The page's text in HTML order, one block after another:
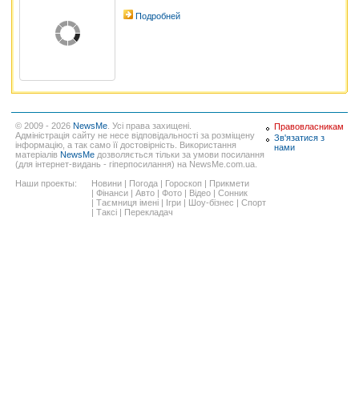
Подробней
© 2009 - 2026 NewsMe . Усі права захищені.
Адміністрація сайту не несе відповідальності за розміщену
інформацію, а так само її достовірність. Використання
матеріалів NewsMe дозволяється тільки за умови посилання
(для інтернет-видань - гіперпосилання) на NewsMe.com.ua.
Наши проекты:
Новини | Погода | Гороскоп | Прикмети
| Фінанси | Авто | Фото | Відео | Сонник
| Таємниця імені | Ігри | Шоу-бізнес | Спорт
| Таксі | Перекладач
Правовласникам
Зв'язатися з
нами